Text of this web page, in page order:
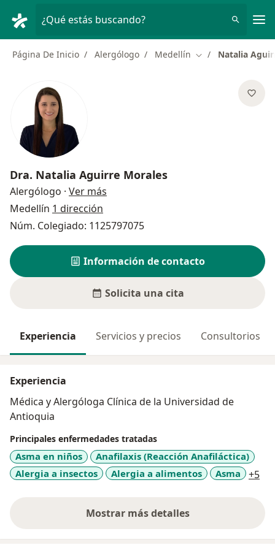
¿Qué estás buscando?
Página De Inicio Alergólogo Medellín Cambiar de ciudad
Natalia
Dra. Natalia Aguirre Morales
Alergólogo · Ver más
Medellín 1 dirección
Núm. Colegiado: 1125797075
Información de contacto
Solicita una cita
Experiencia Servicios y precios Consultorios
Experiencia
Médica y Alergóloga Clínica de la Universidad de
Antioquia
Principales enfermedades tratadas
Asma en niños
Anafilaxis (Reacción Anafiláctica)
Alergia a insectos
Alergia a alimentos Asma +5
Mostrar más detalles
sobre la experiencia